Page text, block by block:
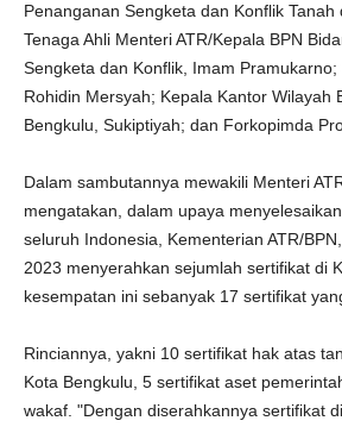
Penanganan Sengketa dan Konflik Tanah
Tenaga Ahli Menteri ATR/Kepala BPN
Sengketa dan Konflik, Imam Pramukarno;
Rohidin Mersyah; Kepala Kantor Wilayah
Bengkulu, Sukiptiyah; dan Forkopimda
Dalam sambutannya mewakili Menteri
mengatakan, dalam upaya
seluruh Indonesia, Kementerian ATR/
2023 menyerahkan sejumlah sertifikat di
kesempatan ini sebanyak 17 sertifikat
Rinciannya, yakni 10 sertifikat hak atas
Kota Bengkulu, 5 sertifikat aset
wakaf. "Dengan diserahkannya sertifikat